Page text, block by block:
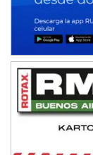
NORESTE
Ciudad de
Avellaneda (Santa
SUR
José Samuel
Rufino (Santa Fe)